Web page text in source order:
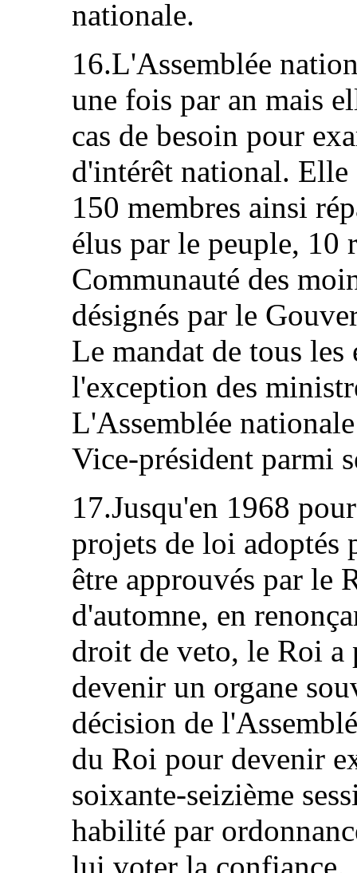
nationale.
16.L'Assemblée
une fois par an mais
cas de besoin pour
d'intérêt national. Elle
150 membres ainsi
élus par le peuple, 10
Communauté des
désignés par le
Le mandat de tous les
l'exception des
L'Assemblée
Vice-président parmi
17.Jusqu'en 1968
projets de loi adoptés
être approuvés par le
d'automne, en
droit de veto, le Roi a
devenir un organe
décision de
du Roi pour devenir
soixante‑seizième
habilité par